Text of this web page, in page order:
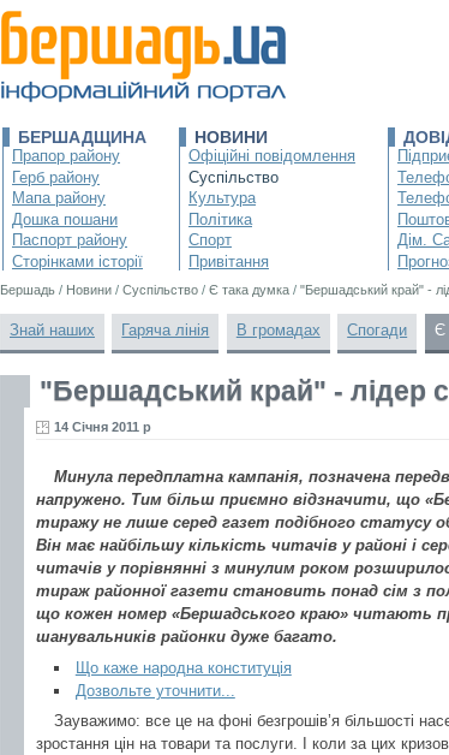
БЕРШАДЩИНА
Прапор району
Герб району
Мапа району
Дошка пошани
Паспорт району
Сторінками історії
НОВИНИ
Офіційні повідомлення
Суспільство
Культура
Політика
Спорт
Привітання
Дім.
Бершадь / Новини / Суспільство / Є така думка / "Бершадський край" -
Знай наших Гаряча лінія В громадах Спогади Є
"Бершадський край" - лідер
14 Січня 2011 р
Минула передплатна кампанія, позначена
напружено. Тим більш приємно відзначити, що
тиражу не лише серед газет подібного статусу
Він має найбільшу кількість читачів у районі і
читачів у порівнянні з минулим роком
тираж районної газети становить понад сім з
що кожен номер «Бершадського краю» читають
шанувальників районки дуже багато.
Що каже народна конституція
Дозвольте уточнити...
Зауважимо: все це на фоні безгрошів’я більшості
зростання цін на товари та послуги. І коли за цих